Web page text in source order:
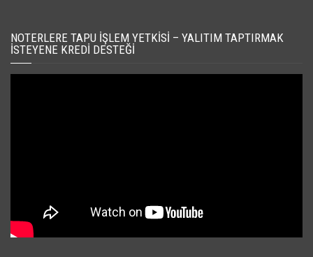
NOTERLERE TAPU İŞLEM YETKISI – YALITIM TAPTIRMAK
İSTEYENE KREDI DESTEĞI